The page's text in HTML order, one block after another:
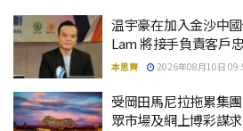
温宇豪在加入金沙中
Lam 將接手負責客戶
本思齊 2026年08月10日
受岡田馬尼拉拖累集
眾市場及網上博彩謀